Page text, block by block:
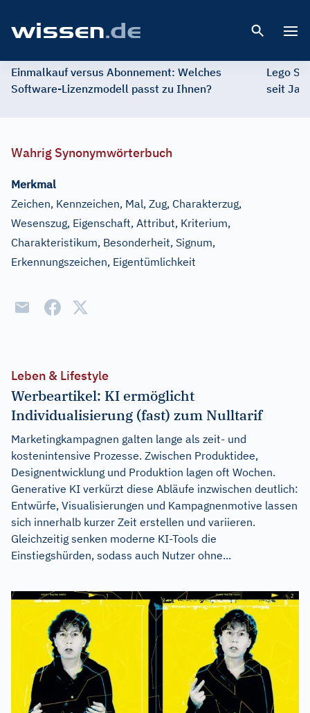
Einmalkauf versus Abonnement: Welches
Software-Lizenzmodell passt zu Ihnen?
Lego
seit
Wahrig Synonymwörterbuch
Merkmal
Zeichen, Kennzeichen, Mal, Zug, Charakterzug,
Wesenszug, Eigenschaft, Attribut, Kriterium,
Charakteristikum, Besonderheit, Signum,
Erkennungszeichen, Eigentümlichkeit
Leben & Lifestyle
Werbeartikel: KI ermöglicht
Individualisierung (fast) zum Nulltarif
Marketingkampagnen galten lange als zeit- und
kostenintensive Prozesse. Zwischen Produktidee,
Designentwicklung und Produktion lagen oft Wochen.
Generative KI verkürzt diese Abläufe inzwischen deutlich:
Entwürfe, Visualisierungen und Kampagnenmotive lassen
sich innerhalb kurzer Zeit erstellen und variieren.
Gleichzeitig senken moderne KI-Tools die
Einstiegshürden, sodass auch Nutzer ohne...